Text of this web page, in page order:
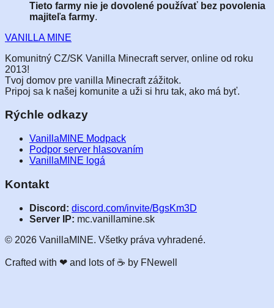
Tieto farmy nie je dovolené používať bez povolenia
majiteľa farmy.
VANILLA MINE
Komunitný CZ/SK Vanilla Minecraft server, online od roku
2013!
Tvoj domov pre vanilla Minecraft zážitok.
Pripoj sa k našej komunite a uži si hru tak, ako má byť.
Rýchle odkazy
VanillaMINE Modpack
Podpor server hlasovaním
VanillaMINE logá
Kontakt
Discord: discord.com/invite/BgsKm3D
Server IP: mc.vanillamine.sk
© 2026 VanillaMINE. Všetky práva vyhradené.
Crafted with ❤ and lots of ☕ by FNewell